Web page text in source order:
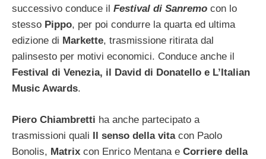
successivo conduce il Festival di Sanremo con lo
stesso Pippo, per poi condurre la quarta ed ultima
edizione di Markette, trasmissione ritirata dal
palinsesto per motivi economici. Conduce anche il
Festival di Venezia, il David di Donatello e L’Italian
Music Awards.
Piero Chiambretti ha anche partecipato a
trasmissioni quali Il senso della vita con Paolo
Bonolis, Matrix con Enrico Mentana e Corriere della